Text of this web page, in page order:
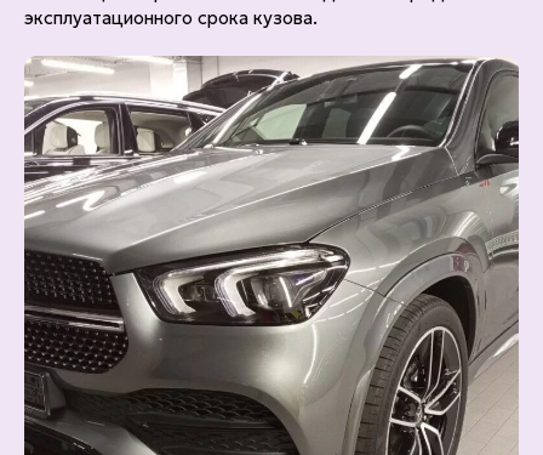
эксплуатационного срока кузова.